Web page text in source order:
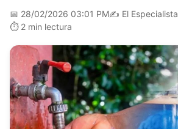
📅 28/02/2026 03:01 PM✍️ El Especialista
⏱️ 2 min lectura